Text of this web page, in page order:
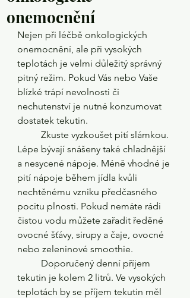
onemocnění
Nejen při léčbě onkologických
onemocnění, ale při vysokých
teplotách je velmi důležitý správný
pitný režim. Pokud Vás nebo Vaše
blízké trápí nevolnosti či
nechutenství je nutné konzumovat
dostatek tekutin.
Lépe bývají snášeny také chladnější
a nesycené nápoje. Méně vhodné je
pití nápoje během jídla kvůli
nechtěnému vzniku předčasného
pocitu plnosti. Pokud nemáte rádi
čistou vodu můžete zařadit ředěné
ovocné šťávy, sirupy a čaje, ovocné
nebo zeleninové smoothie.
tekutin je kolem 2 litrů. Ve vysokých
teplotách by se příjem tekutin měl